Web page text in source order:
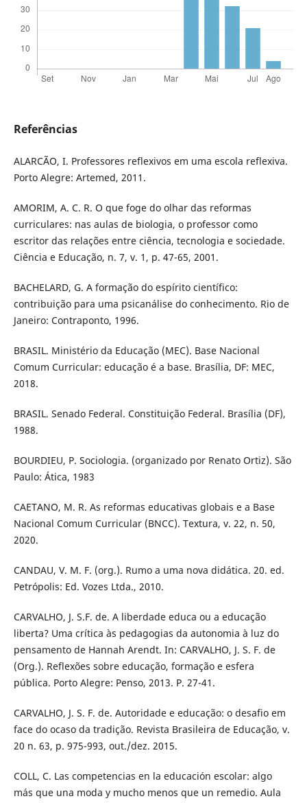
Referências
ALARCÃO, I. Professores reflexivos em uma escola reflexiva.
Porto Alegre: Artemed, 2011.
AMORIM, A. C. R. O que foge do olhar das reformas
curriculares: nas aulas de biologia, o professor como
escritor das relações entre ciência, tecnologia e sociedade.
Ciência e Educação, n. 7, v. 1, p. 47-65, 2001.
BACHELARD, G. A formação do espírito científico:
contribuição para uma psicanálise do conhecimento. Rio de
Janeiro: Contraponto, 1996.
BRASIL. Ministério da Educação (MEC). Base Nacional
Comum Curricular: educação é a base. Brasília, DF: MEC,
2018.
BRASIL. Senado Federal. Constituição Federal. Brasília (DF),
1988.
BOURDIEU, P. Sociologia. (organizado por Renato Ortiz). São
Paulo: Ática, 1983
CAETANO, M. R. As reformas educativas globais e a Base
Nacional Comum Curricular (BNCC). Textura, v. 22, n. 50,
2020.
CANDAU, V. M. F. (org.). Rumo a uma nova didática. 20. ed.
Petrópolis: Ed. Vozes Ltda., 2010.
CARVALHO, J. S.F. de. A liberdade educa ou a educação
liberta? Uma crítica às pedagogias da autonomia à luz do
pensamento de Hannah Arendt. In: CARVALHO, J. S. F. de
(Org.). Reflexões sobre educação, formação e esfera
pública. Porto Alegre: Penso, 2013. P. 27-41.
CARVALHO, J. S. F. de. Autoridade e educação: o desafio em
face do ocaso da tradição. Revista Brasileira de Educação, v.
20 n. 63, p. 975-993, out./dez. 2015.
COLL, C. Las competencias en la educación escolar: algo
más que una moda y mucho menos que un remedio. Aula